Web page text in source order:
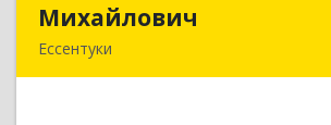
Михайлович
Ессентуки